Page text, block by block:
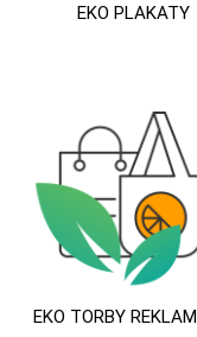
EKO PLAKATY
EKO TORBY